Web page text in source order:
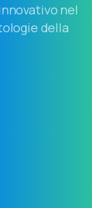
nel
della